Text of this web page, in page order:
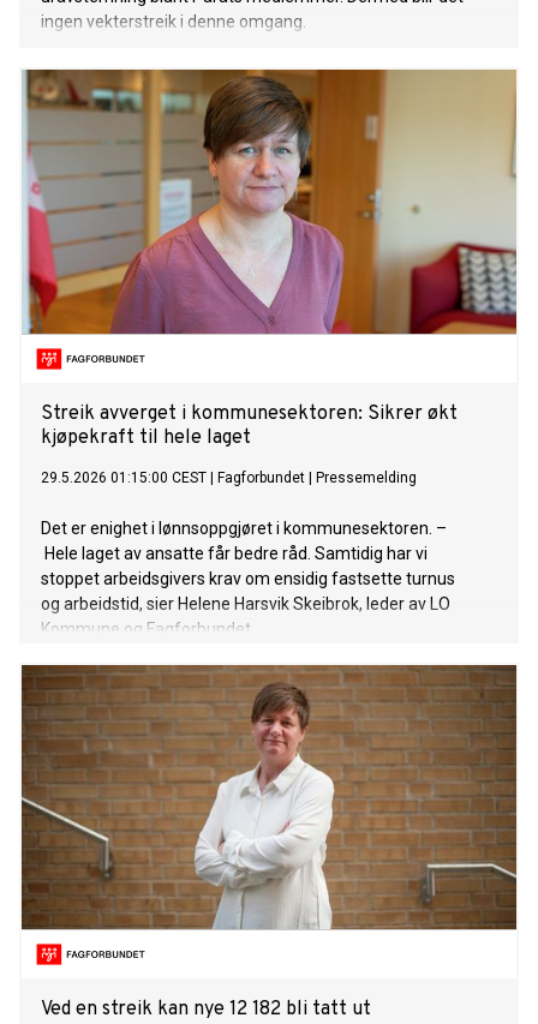
ingen vekterstreik i denne omgang.
Streik avverget i kommunesektoren: Sikrer økt
kjøpekraft til hele laget
29.5.2026 01:15:00 CEST Fagforbundet Pressemelding
Det er enighet i lønnsoppgjøret i kommunesektoren. –
Hele laget av ansatte får bedre råd. Samtidig har vi
stoppet arbeidsgivers krav om ensidig fastsette turnus
og arbeidstid, sier Helene Harsvik Skeibrok, leder av LO
Kommune og Fagforbundet.
Ved en streik kan nye 12 182 bli tatt ut